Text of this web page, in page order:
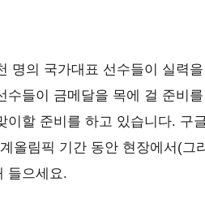
명의 국가대표 선수들이 실력
수들이 금메달을 목에 걸 준비
이할 준비를 하고 있습니다. 구
올림픽 기간 동안 현장에서(그
들으세요.